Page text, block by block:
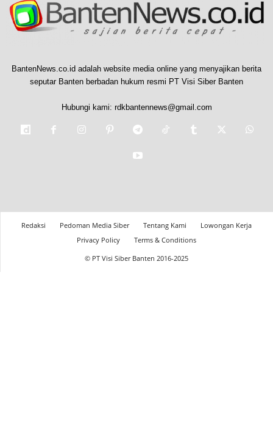
BantenNews.co.id adalah website media online yang menyajikan berita
seputar Banten berbadan hukum resmi PT Visi Siber Banten
Hubungi kami: rdkbantennews@gmail.com
Redaksi Pedoman Media Siber Tentang Kami
Lowongan Kerja
Privacy Policy
Terms & Conditions
© PT Visi Siber Banten 2016-2025